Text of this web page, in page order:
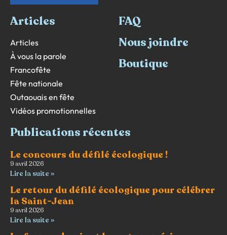
Articles
Articles
À vous la parole
Francofête
Fête nationale
Outaouais en fête
Vidéos promotionnelles
FAQ
Nous joindre
Boutique
Publications récentes
Le concours du défilé écologique !
9 avril 2026
Lire la suite »
Le retour du défilé écologique pour célébrer
la Saint-Jean
9 avril 2026
Lire la suite »